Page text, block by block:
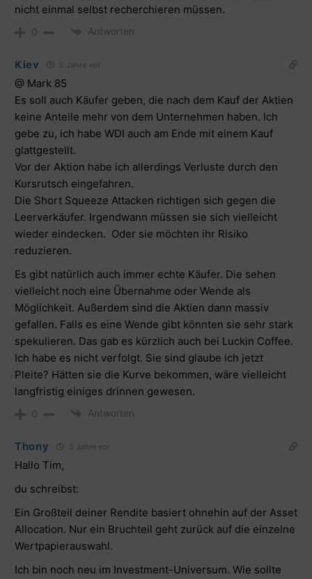
nicht einmal selbst recherchieren müssen.
0 Antworten
Kiev 5 Jahre vor
@ Mark 85
Es soll auch Käufer geben, die nach dem Kauf der Aktien
keine Anteile mehr von dem Unternehmen haben. Ich
gebe zu, ich habe WDI auch am Ende mit einem Kauf
glattgestellt.
Vor der Aktion habe ich allerdings Verluste durch den
Kursrutsch eingefahren.
Die Short Squeeze Attacken richtigen sich gegen die
Leerverkäufer. Irgendwann müssen sie sich vielleicht
wieder eindecken. Oder sie möchten ihr Risiko
reduzieren.
Es gibt natürlich auch immer echte Käufer. Die sehen
vielleicht noch eine Übernahme oder Wende als
Möglichkeit. Außerdem sind die Aktien dann massiv
gefallen. Falls es eine Wende gibt könnten sie sehr stark
spekulieren. Das gab es kürzlich auch bei Luckin Coffee.
Ich habe es nicht verfolgt. Sie sind glaube ich jetzt
Pleite? Hätten sie die Kurve bekommen, wäre vielleicht
langfristig einiges drinnen gewesen.
0 Antworten
Thony 5 Jahre vor
Hallo Tim,
du schreibst:
Ein Großteil deiner Rendite basiert ohnehin auf der Asset
Allocation. Nur ein Bruchteil geht zurück auf die einzelne
Wertpapierauswahl.
Ich bin noch neu im Investment-Universum. Wie sollte